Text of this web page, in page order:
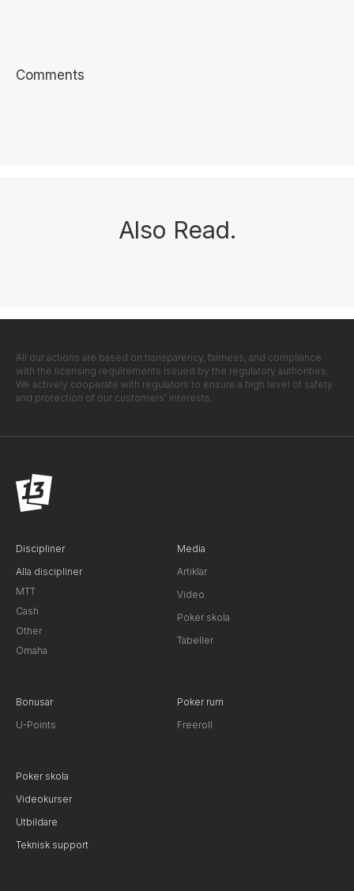
Comments
Also Read.
All our actions are based on transparency, fairness, and compliance
with the licensing requirements issued by the regulatory authorities.
We actively cooperate with regulators to ensure a high level of safety
and protection of our customers' interests.
Discipliner
Alla discipliner
MTT
Cash
Other
Omaha
Media
Artiklar
Video
Poker skola
Tabeller
Bonusar
U-Points
Poker rum
Freeroll
Poker skola
Videokurser
Utbildare
Teknisk support